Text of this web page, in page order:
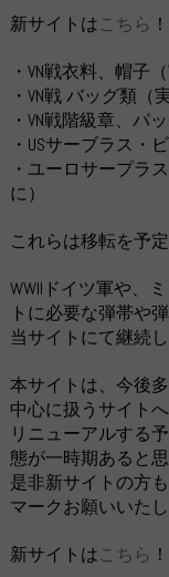
新サイトはこちら ！
・VN戦衣料、帽子
・VN戦 バッグ類（
・VN戦階級章、パ
・USサーブラス・
・ユーロサープラ
に）
これらは移転を予
WWIIドイツ軍や、
トに必要な弾帯や
当サイトにて継続
本サイトは、今後
中心に扱うサイトへ
リニューアルする
態が一時期あると思
是非新サイトの方
マークお願いいたし
新サイトはこちら ！